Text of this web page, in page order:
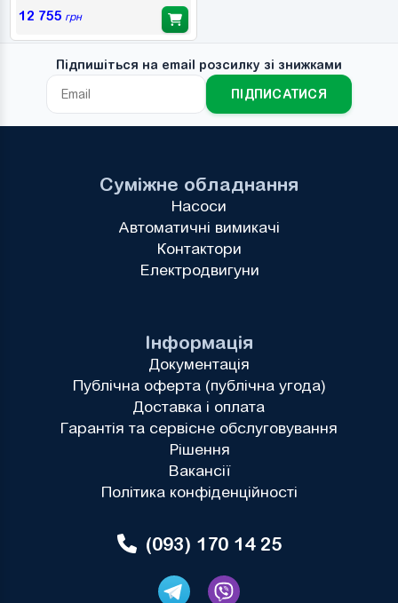
12 755 грн
Підпишіться на email розсилку зі знижками
ПІДПИСАТИСЯ
Інформація
Документація
Публічна оферта (публічна угода)
Доставка і оплата
Гарантія та сервісне обслуговування
Рішення
Вакансії
Політика конфіденційності
Суміжне обладнання
Насоси
Автоматичні вимикачі
Контактори
Електродвигуни
(093) 170 14 25